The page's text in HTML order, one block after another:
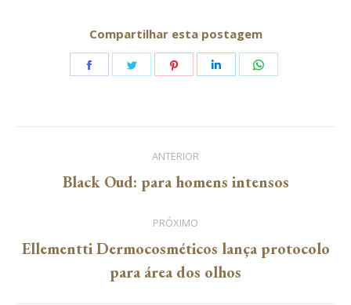
Compartilhar esta postagem
Share
Share
Share
Share
ANTERIOR
Post
Black Oud: para homens intensos
PRÓXIMO
Próximo
post:
Ellementti Dermocosméticos lança protocolo
para área dos olhos